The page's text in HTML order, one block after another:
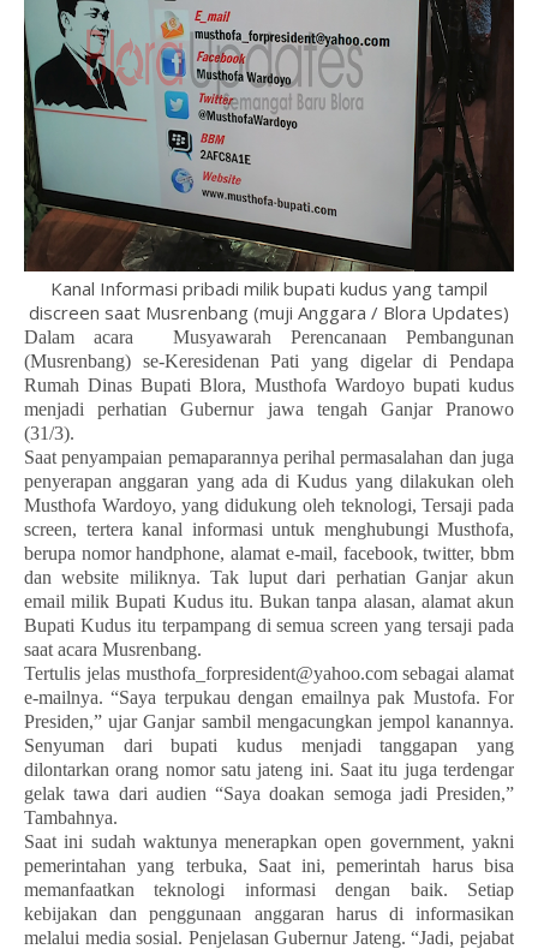
Kanal Informasi pribadi milik bupati kudus yang tampil
discreen saat Musrenbang (muji Anggara / Blora Updates)
Dalam acara
Musyawarah Perencanaan Pembangunan
(Musrenbang) se-Keresidenan Pati yang digelar di Pendapa
Rumah Dinas Bupati Blora, Musthofa Wardoyo bupati kudus
menjadi perhatian Gubernur jawa tengah Ganjar Pranowo
(31/3).
Saat penyampaian pemaparannya perihal permasalahan dan juga
penyerapan anggaran yang ada di Kudus yang dilakukan oleh
Musthofa Wardoyo, yang didukung oleh teknologi, Tersaji pada
screen, tertera kanal informasi untuk menghubungi Musthofa,
berupa nomor handphone, alamat e-mail, facebook, twitter, bbm
dan website miliknya. Tak luput dari perhatian Ganjar akun
email milik Bupati Kudus itu. Bukan tanpa alasan, alamat akun
Bupati Kudus itu terpampang di semua screen yang tersaji pada
saat acara Musrenbang.
Tertulis jelas musthofa_forpresident@yahoo.com sebagai alamat
e-mailnya. “Saya terpukau dengan emailnya pak Mustofa. For
Presiden,” ujar Ganjar sambil mengacungkan jempol kanannya.
Senyuman dari bupati kudus menjadi tanggapan yang
dilontarkan orang nomor satu jateng ini. Saat itu juga terdengar
gelak tawa dari audien “Saya doakan semoga jadi Presiden,”
Tambahnya.
Saat ini sudah waktunya menerapkan open government, yakni
pemerintahan yang terbuka, Saat ini, pemerintah harus bisa
memanfaatkan teknologi informasi dengan baik. Setiap
kebijakan dan penggunaan anggaran harus di informasikan
melalui media sosial. Penjelasan Gubernur Jateng. “Jadi, pejabat